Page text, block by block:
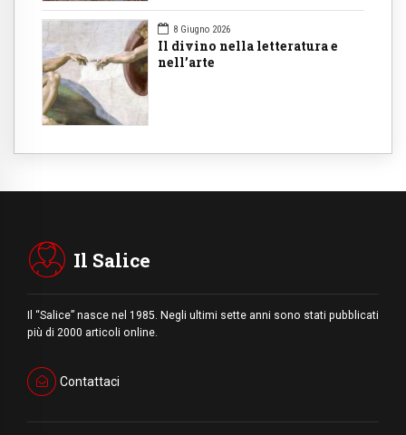
8 Giugno 2026
Il divino nella letteratura e
nell’arte
Il Salice
Il “Salice” nasce nel 1985. Negli ultimi sette anni sono stati pubblicati
più di 2000 articoli online.
Contattaci